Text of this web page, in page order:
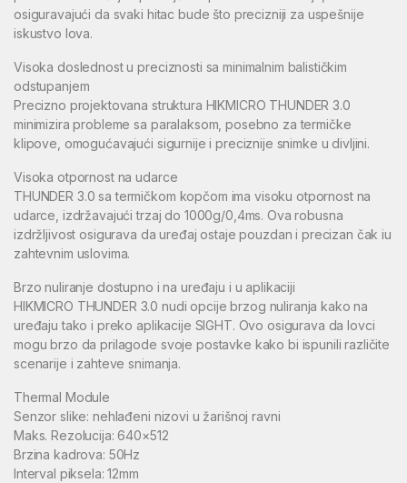
osiguravajući da svaki hitac bude što precizniji za uspešnije
iskustvo lova.
Visoka doslednost u preciznosti sa minimalnim balističkim
odstupanjem
Precizno projektovana struktura HIKMICRO THUNDER 3.0
minimizira probleme sa paralaksom, posebno za termičke
klipove, omogućavajući sigurnije i preciznije snimke u divljini.
Visoka otpornost na udarce
THUNDER 3.0 sa termičkom kopčom ima visoku otpornost na
udarce, izdržavajući trzaj do 1000g/0,4ms. Ova robusna
izdržljivost osigurava da uređaj ostaje pouzdan i precizan čak iu
zahtevnim uslovima.
Brzo nuliranje dostupno i na uređaju i u aplikaciji
HIKMICRO THUNDER 3.0 nudi opcije brzog nuliranja kako na
uređaju tako i preko aplikacije SIGHT. Ovo osigurava da lovci
mogu brzo da prilagode svoje postavke kako bi ispunili različite
scenarije i zahteve snimanja.
Thermal Module
Senzor slike: nehlađeni nizovi u žarišnoj ravni
Maks. Rezolucija: 640×512
Brzina kadrova: 50Hz
Interval piksela: 12mm